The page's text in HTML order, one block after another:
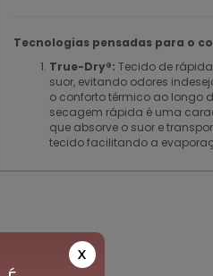
Tecnologias pensadas para o
True-Dry®: Tecido de
suor, evitando odores
o conforto térmico ao longo
secagem rápida é uma
que absorve o suor e
tecido facilitando a
Tecido seca mais
anatômica, com tecido
macio, fresco e com alta
refletivo.
X